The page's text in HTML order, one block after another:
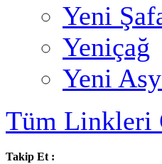
Yeni
Yeniçağ
Yeni
Tüm Linkleri
Takip Et :